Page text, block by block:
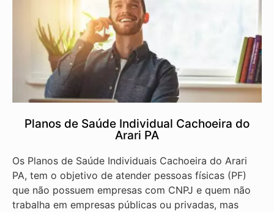
Planos de Saúde Individual Cachoeira do
Arari PA
Os Planos de Saúde Individuais Cachoeira do Arari
PA, tem o objetivo de atender pessoas físicas (PF)
que não possuem empresas com CNPJ e quem não
trabalha em empresas públicas ou privadas, mas